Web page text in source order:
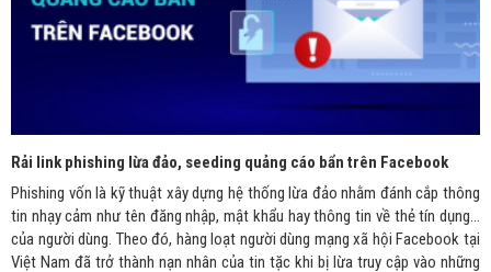
Rải link phishing lừa đảo, seeding quảng cáo bẩn trên Facebook
Phishing vốn là kỹ thuật xây dựng hệ thống lừa đảo nhằm đánh cắp thông
tin nhạy cảm như tên đăng nhập, mật khẩu hay thông tin về thẻ tín dụng...
của người dùng. Theo đó, hàng loạt người dùng mạng xã hội Facebook tại
Việt Nam đã trở thành nạn nhân của tin tặc khi bị lừa truy cập vào những